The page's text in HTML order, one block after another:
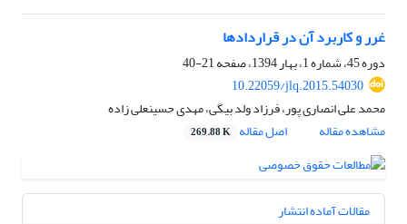
غرر و کاربرد آن در قراردادها
دوره 45، شماره 1، بهار 1394، صفحه
21-40
10.22059/jlq.2015.54030
محمد علی انصاری پور، فرزاد ولد بیگی، مهدی حسینعلی زاده
مشاهده مقاله
اصل مقاله 269.88 K
مقالات آماده انتشار